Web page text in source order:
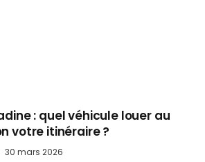
: quel véhicule louer au
votre itinéraire ?
30 mars 2026